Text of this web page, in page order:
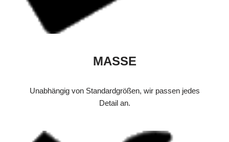
MASSE
Unabhängig von Standardgrößen, wir passen jedes
Detail an.